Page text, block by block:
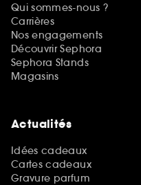
Qui sommes-nous ?
Carrières
Nos engagements
Découvrir Sephora
Sephora Stands
Magasins
Actualités
Idées cadeaux
Cartes cadeaux
Gravure parfum